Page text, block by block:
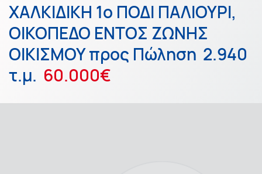
ΧΑΛΚΙΔΙΚΗ 1ο ΠΟΔΙ ΠΑΛΙΟΥΡΙ,
ΟΙΚΟΠΕΔΟ ΕΝΤΟΣ ΖΩΝΗΣ
ΟΙΚΙΣΜΟΥ προς Πώληση 2.940
τ.μ. 60.000€